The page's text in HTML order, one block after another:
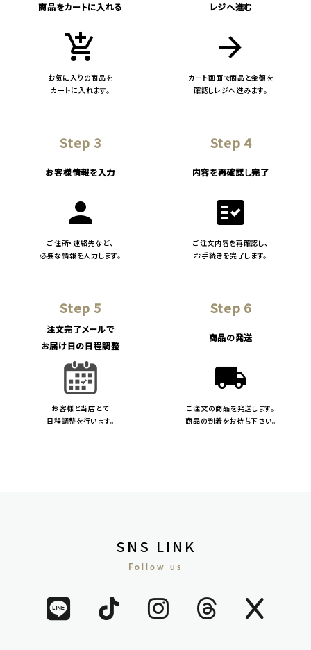
商品をカートに入れる
add_shopping_cart
お気に入りの商品を
カートに入れます。
レジへ進む
arrow_forward
カート画面で商品と金額を
確認しレジへ進みます。
Step 3
お客様情報を入力
person
ご住所・連絡先など、
必要な情報を入力します。
Step 4
内容を再確認し完了
fact_check
ご注文内容を再確認し、
お手続きを完了します。
Step 5
注文完了メールで
お届け日の日程調整
お客様と当店とで
日程調整を行います。
Step 6
商品の発送
local_shipping
ご注文の商品を発送します。
商品の到着をお待ち下さい。
SNS LINK
Follow us